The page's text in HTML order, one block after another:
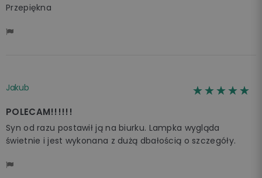
Przepiękna
Jakub ☆☆☆☆☆
★★★★★
POLECAM!!!!!!
Syn od razu postawił ją na biurku. Lampka wygląda
świetnie i jest wykonana z dużą dbałością o szczegóły.